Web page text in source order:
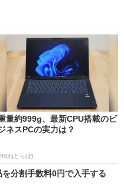
量約999g、最新CPU搭載のビ
ネスPCの実力は？
ねとらぼ)
分割手数料0円で入手する